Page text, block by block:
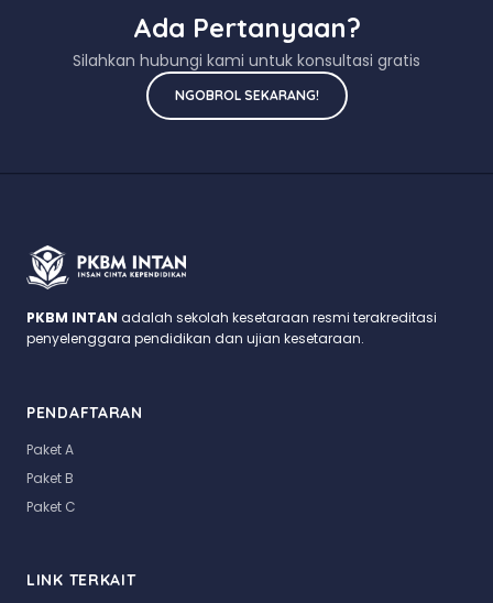
Ada Pertanyaan?
Silahkan hubungi kami untuk konsultasi gratis
NGOBROL SEKARANG!
PKBM INTAN adalah sekolah kesetaraan resmi terakreditasi
penyelenggara pendidikan dan ujian kesetaraan.
PENDAFTARAN
Paket A
Paket B
Paket C
LINK TERKAIT